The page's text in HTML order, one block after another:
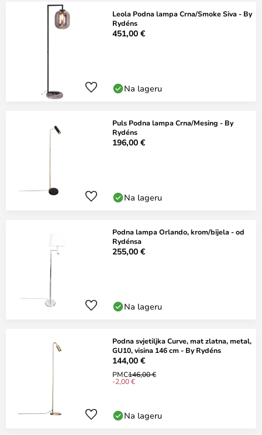
Leola Podna lampa Crna/Smoke Siva - By
Rydéns
451,00 €
Na lageru
Puls Podna lampa Crna/Mesing - By
Rydéns
196,00 €
Na lageru
Podna lampa Orlando, krom/bijela - od
Rydénsa
255,00 €
Na lageru
Podna svjetiljka Curve, mat zlatna, metal,
GU10, visina 146 cm - By Rydéns
144,00 €
PMC146,00 €
-2,00 €
Na lageru